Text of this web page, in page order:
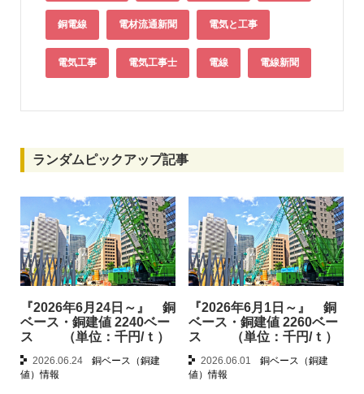
銅電線 電材流通新聞 電気と工事
電気工事 電気工事士 電線 電線新聞
ランダムピックアップ記事
『2026年6月24日～』 銅
ベース・銅建値 2240ベー
ス （単位：千円/ｔ）
2026.06.24
銅ベース（銅建
値）情報
『2026年6月1日～』 銅
ベース・銅建値 2260ベー
ス （単位：千円/ｔ）
2026.06.01
銅ベース（銅建
値）情報